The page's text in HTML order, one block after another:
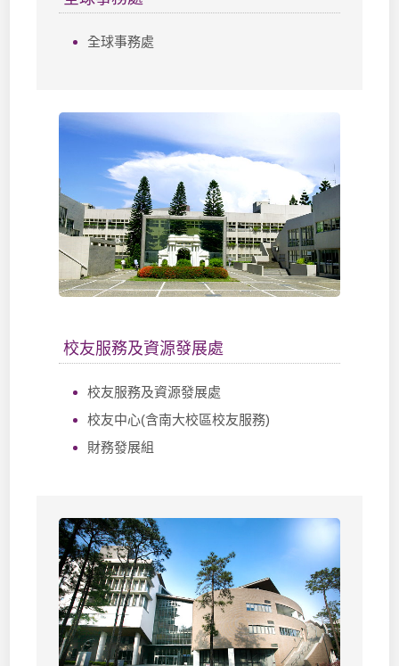
全球事務處
校友服務及資源發展處
校友服務及資源發展處
校友中心(含南大校區校友服務)
財務發展組